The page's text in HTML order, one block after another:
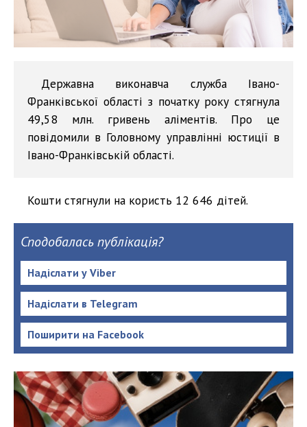
Державна виконавча служба Івано-
Франківської області з початку року стягнула
49,58 млн. гривень аліментів. Про це
повідомили в Головному управлінні юстиції в
Івано-Франківській області.
Кошти стягнули на користь 12 646 дітей.
Сподобалась публікація?
Надіслати у Viber
Надіслати в Telegram
Поширити на Facebook